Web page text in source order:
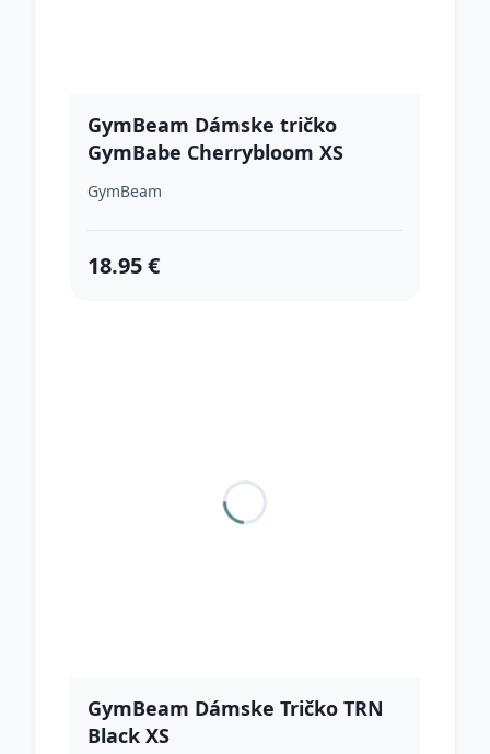
GymBeam Dámske tričko
GymBabe Cherrybloom XS
GymBeam
18.95 €
GymBeam Dámske Tričko TRN
Black XS